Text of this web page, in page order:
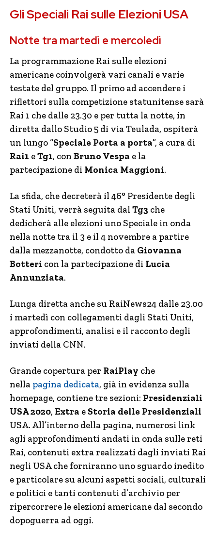
Gli Speciali Rai sulle Elezioni USA
Notte tra martedì e mercoledì
La programmazione Rai sulle elezioni
americane coinvolgerà vari canali e varie
testate del gruppo. Il primo ad accendere i
riflettori sulla competizione statunitense sarà
Rai 1 che dalle 23.30 e per tutta la notte, in
diretta dallo Studio 5 di via Teulada, ospiterà
un lungo “Speciale Porta a porta”, a cura di
Rai1 eTg1, con Bruno Vespa e la
partecipazione di Monica Maggioni.
La sfida, che decreterà il 46° Presidente degli
Stati Uniti, verrà seguita dal Tg3 che
dedicherà alle elezioni uno Speciale in onda
nella notte tra il 3 e il 4 novembre a partire
dalla mezzanotte, condotto da Giovanna
Botteri con la partecipazione di Lucia
Annunziata.
Lunga diretta anche su RaiNews24 dalle 23.00
i martedì con collegamenti dagli Stati Uniti,
approfondimenti, analisi e il racconto degli
inviati della CNN.
Grande copertura per RaiPlay che
nella pagina dedicata, già in evidenza sulla
homepage, contiene tre sezioni: Presidenziali
USA 2020, Extra e Storia delle Presidenziali
USA. All’interno della pagina, numerosi link
agli approfondimenti andati in onda sulle reti
Rai, contenuti extra realizzati dagli inviati Rai
negli USA che forniranno uno sguardo inedito
e particolare su alcuni aspetti sociali, culturali
e politici e tanti contenuti d’archivio per
ripercorrere le elezioni americane dal secondo
dopoguerra ad oggi.